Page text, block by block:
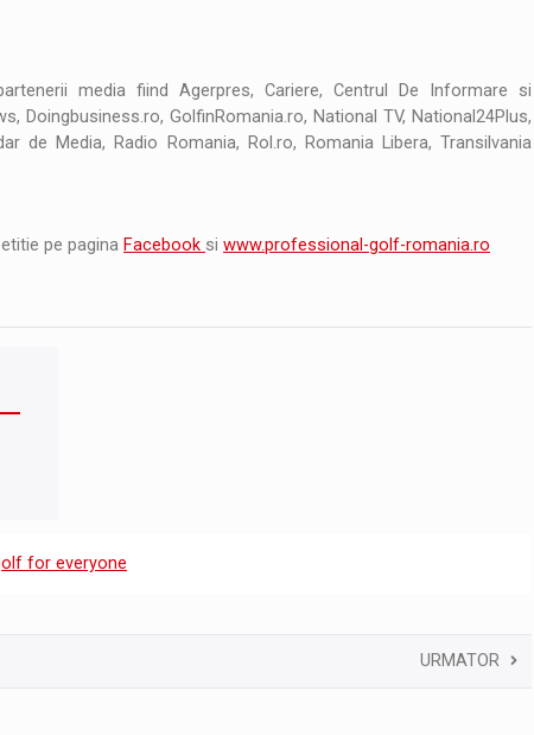
media fiind Agerpres, Cariere, Centrul De Informare si
Doingbusiness.ro, GolfinRomania.ro, National TV, National24Plus,
de Media, Radio Romania, Rol.ro, Romania Libera, Transilvania
pe pagina Facebook si www.professional-golf-romania.ro
for everyone
URMATOR